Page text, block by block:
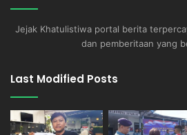
Jejak Khatulistiwa portal berita
dan pemberitaan yang
Last Modified Posts